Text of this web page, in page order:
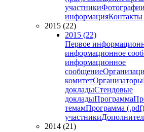
участникиФотографии
информацияКонтакты
2015 (22)
2015 (22)
Первое
информационное
информационное
сообщение
комитетОрганизаторы
докладыСтендовые
докладыПрограмма
темамПрограмма (.pdf)
участники
2014 (21)